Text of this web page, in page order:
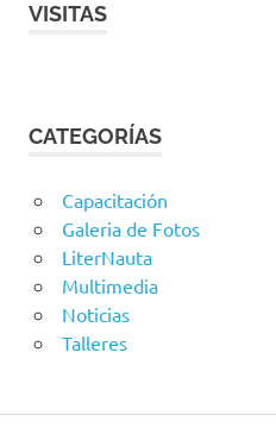
VISITAS
CATEGORÍAS
Capacitación
Galeria de Fotos
LiterNauta
Multimedia
Noticias
Talleres